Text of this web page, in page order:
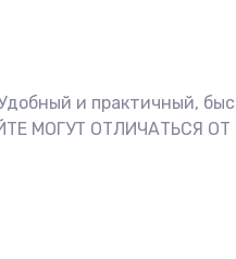
и практичный,
МОГУТ ОТЛИЧАТЬСЯ